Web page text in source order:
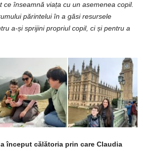
ce înseamnă viața cu un asemenea copil.
părintelui în a găsi resursele
a-și sprijini propriul copil, ci și pentru a
început călătoria prin care Claudia